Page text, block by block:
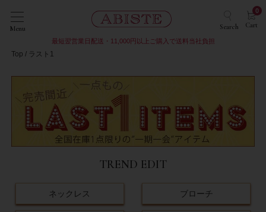
Menu Search Cart
0
最短翌営業日配送・11,000円以上ご購入で送料当社負担
Top ラスト1
TREND EDIT
ネックレス ブローチ